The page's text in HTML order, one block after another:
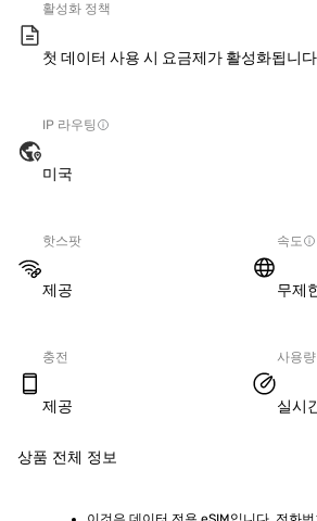
활성화 정책
첫 데이터 사용 시 요금제가 활성화됩니
IP 라우팅
미국
핫스팟
제공
속도
무제
충전
제공
사용
실시
상품 전체 정보